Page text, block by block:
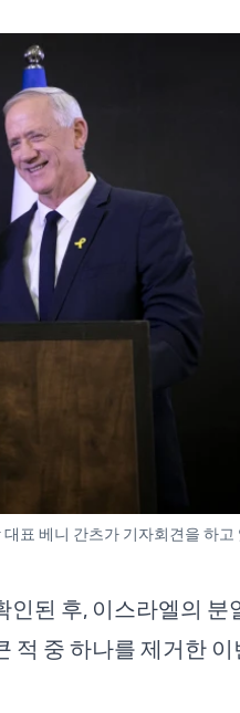
표 베니 간츠가 기자회견을 하고
된 후, 이스라엘의 분
적 중 하나를 제거한 이